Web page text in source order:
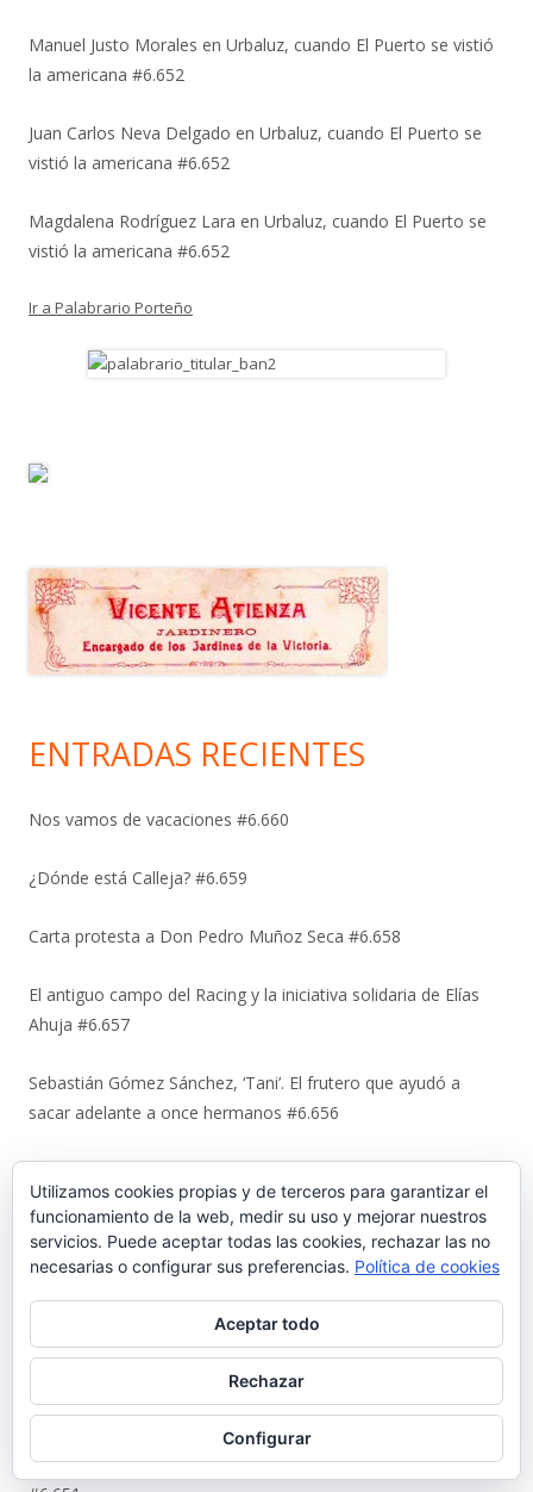
Manuel Justo Morales en Urbaluz, cuando El Puerto se vistió
la americana #6.652
Juan Carlos Neva Delgado en Urbaluz, cuando El Puerto se
vistió la americana #6.652
Magdalena Rodríguez Lara en Urbaluz, cuando El Puerto se
vistió la americana #6.652
Ir a Palabrario Porteño
ENTRADAS RECIENTES
Nos vamos de vacaciones #6.660
¿Dónde está Calleja? #6.659
Carta protesta a Don Pedro Muñoz Seca #6.658
El antiguo campo del Racing y la iniciativa solidaria de Elías
Ahuja #6.657
Sebastián Gómez Sánchez, ‘Tani’. El frutero que ayudó a
sacar adelante a once hermanos #6.656
#6.655
Cuando «el Pavirri» llevaba a El Puerto en la garganta #6.654
Luis Suárez Ávila y Pepita Lena: una tertulia de 2004 sobre el
centro histórico que El Puerto estaba perdiendo #6.653
Urbaluz, cuando El Puerto se vistió la americana #6.652
Los últimos coletazos de una enseñanza basada en el miedo
Utilizamos cookies propias y de terceros para garantizar el
funcionamiento de la web, medir su uso y mejorar nuestros
servicios. Puede aceptar todas las cookies, rechazar las no
necesarias o configurar sus preferencias. Política de cookies
Aceptar todo
Rechazar
Configurar